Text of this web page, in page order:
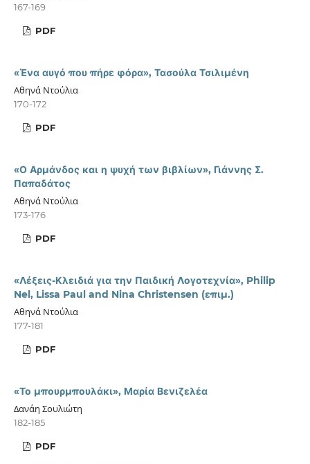
167-169
PDF
«Ένα αυγό που πήρε φόρα», Τασούλα Τσιλιμένη
Αθηνά Ντούλια
170-172
PDF
«Ο Αρμάνδος και η ψυχή των βιβλίων», Γιάννης Σ.
Παπαδάτος
Αθηνά Ντούλια
173-176
PDF
«Λέξεις-Κλειδιά για την Παιδική Λογοτεχνία», Philip
Nel, Lissa Paul and Nina Christensen (επιμ.)
Αθηνά Ντούλια
177-181
PDF
«Το μπουρμπουλάκι», Μαρία Βενιζελέα
Δανάη Σουλιώτη
182-185
PDF